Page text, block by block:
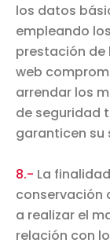
los datos
empleando
prestación de
web
arrendar los
de seguridad
garanticen su
8.- La
conservación
a realizar el
relación con